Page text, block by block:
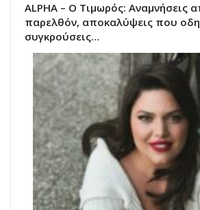
ALPHA – Ο Τιμωρός: Αναμνήσεις
παρελθόν, αποκαλύψεις που
συγκρούσεις…